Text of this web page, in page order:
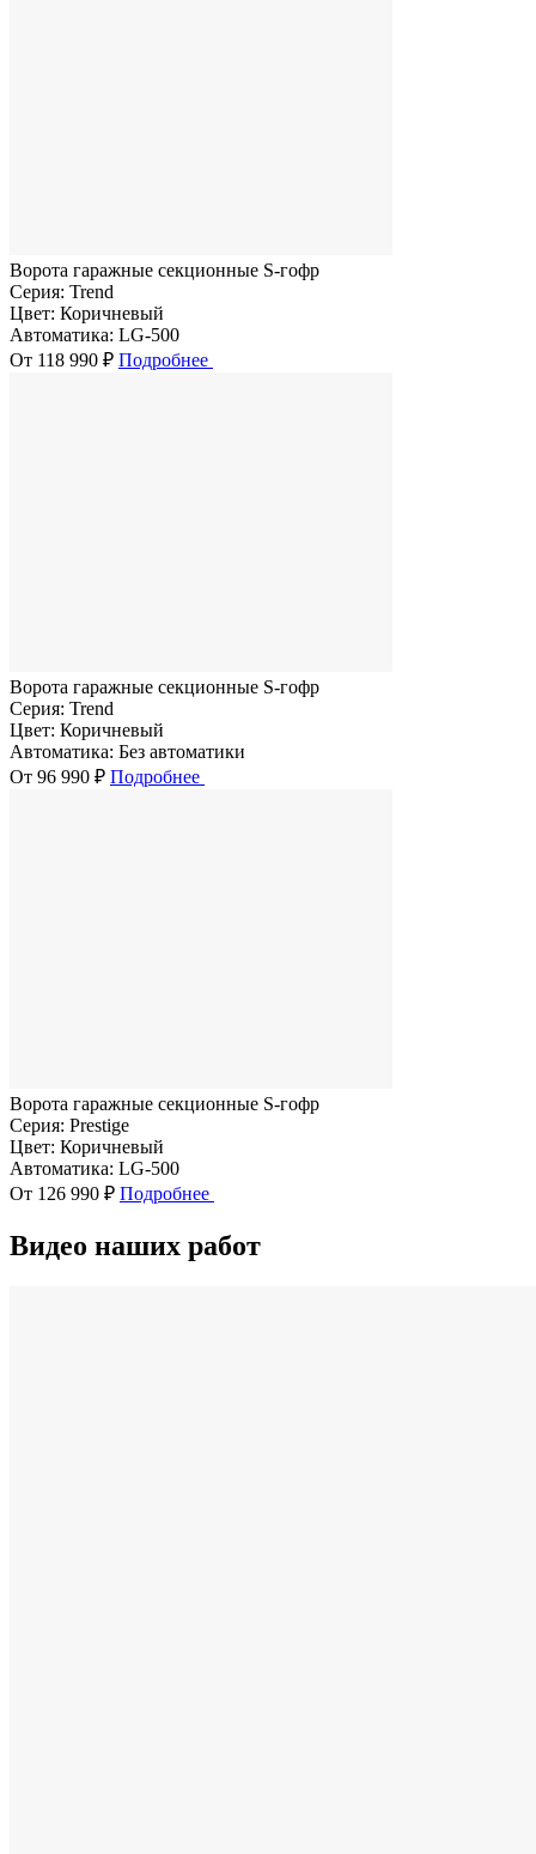
Ворота гаражные секционные S-гофр
Серия: Trend
Цвет: Коричневый
Автоматика: LG-500
От 118 990 ₽ Подробнее
Ворота гаражные секционные S-гофр
Серия: Trend
Цвет: Коричневый
Автоматика: Без автоматики
От 96 990 ₽ Подробнее
Ворота гаражные секционные S-гофр
Серия: Prestige
Цвет: Коричневый
Автоматика: LG-500
От 126 990 ₽ Подробнее
Видео наших работ